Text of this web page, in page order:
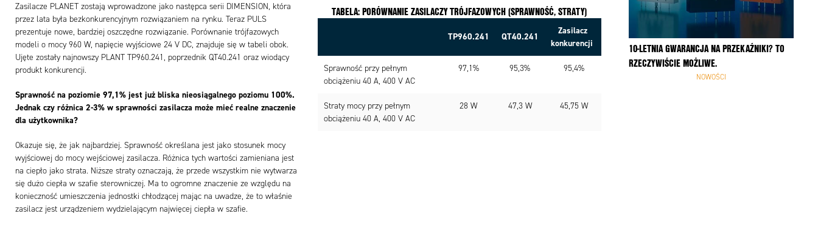
Zasilacze PLANET zostają wprowadzone jako następca serii DIMENSION, która
przez lata była bezkonkurencyjnym rozwiązaniem na rynku. Teraz PULS
prezentuje nowe, bardziej oszczędne rozwiązanie. Porównanie trójfazowych
modeli o mocy 960 W, napięcie wyjściowe 24 V DC, znajduje się w tabeli obok.
Ujęte zostały najnowszy PLANT TP960.241, poprzednik QT40.241 oraz wiodący
produkt konkurencji.
Sprawność na poziomie 97,1% jest już bliska nieosiągalnego poziomu 100%.
Jednak czy różnica 2-3% w sprawności zasilacza może mieć realne znaczenie
dla użytkownika?
Okazuje się, że jak najbardziej. Sprawność określana jest jako stosunek mocy
wyjściowej do mocy wejściowej zasilacza. Różnica tych wartości zamieniana jest
na ciepło jako strata. Niższe straty oznaczają, że przede wszystkim nie wytwarza
się dużo ciepła w szafie sterowniczej. Ma to ogromne znaczenie ze względu na
konieczność umieszczenia jednostki chłodzącej mając na uwadze, że to właśnie
zasilacz jest urządzeniem wydzielającym najwięcej ciepła w szafie.
TABELA: PORÓWNANIE ZASILACZY TRÓJFAZOWYCH (SPRAWNOŚĆ, STRATY)
TP960.241 QT40.241
Zasilacz
konkurencji
Sprawność przy pełnym
obciążeniu 40 A, 400 V AC
97,1% 95,3% 95,4%
Straty mocy przy pełnym
obciążeniu 40 A, 400 V AC
28 W 47,3 W 45,75 W
10-LETNIA GWARANCJA NA PRZEKAŹNIKI? TO
RZECZYWIŚCIE MOŻLIWE.
NOWOŚCI